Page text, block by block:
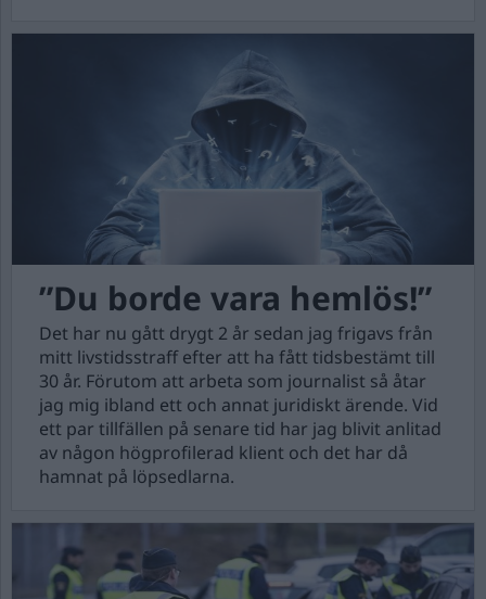
”Du borde vara hemlös!”
Det har nu gått drygt 2 år sedan jag frigavs från
mitt livstidsstraff efter att ha fått tidsbestämt till
30 år. Förutom att arbeta som journalist så åtar
jag mig ibland ett och annat juridiskt ärende. Vid
ett par tillfällen på senare tid har jag blivit anlitad
av någon högprofilerad klient och det har då
hamnat på löpsedlarna.